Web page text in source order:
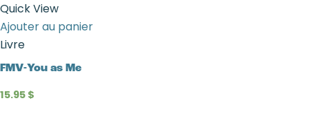
Quick View
Ajouter au panier
Livre
FMV-You as Me
15.95 $